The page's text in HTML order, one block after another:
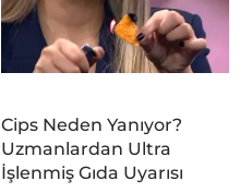
Cips Neden Yanıyor?
Uzmanlardan Ultra
İşlenmiş Gıda Uyarısı